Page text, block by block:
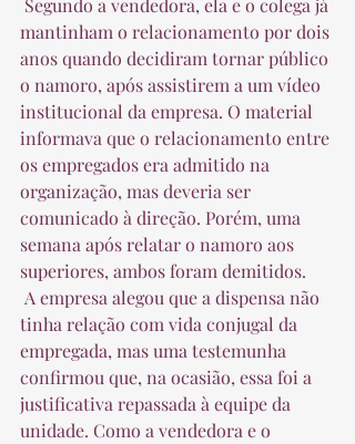
mantinham o relacionamento por dois
anos quando decidiram tornar público
o namoro, após assistirem a um vídeo
institucional da empresa. O material
informava que o relacionamento entre
os empregados era admitido na
organização, mas deveria ser
comunicado à direção. Porém, uma
semana após relatar o namoro aos
superiores, ambos foram demitidos.
tinha relação com vida conjugal da
empregada, mas uma testemunha
confirmou que, na ocasião, essa foi a
justificativa repassada à equipe da
unidade. Como a vendedora e o